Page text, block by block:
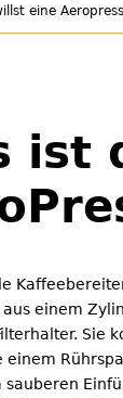
eine
ist
aus einem
Sie
einem
sauberen